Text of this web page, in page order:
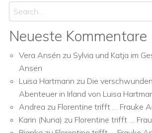
Search
Neueste Kommentare
Vera Ansén zu Sylvia und Katja im
Ansen
Luisa Hartmann zu Die
Abenteuer in Irland von Luisa
Andrea zu Florentine trifft … Frauke
Karin (Nuna) zu Florentine trifft …